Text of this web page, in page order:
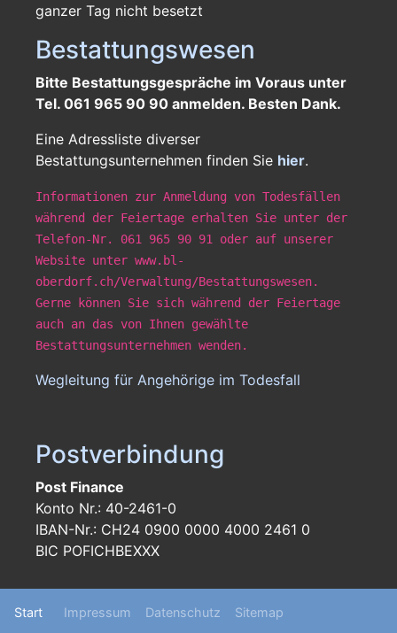
ganzer Tag nicht besetzt
Bestattungswesen
Bitte Bestattungsgespräche im Voraus unter
Tel. 061 965 90 90 anmelden. Besten Dank.
Eine Adressliste diverser
Bestattungsunternehmen finden Sie hier.
Informationen zur Anmeldung von Todesfällen
während der Feiertage erhalten Sie unter der
Telefon-Nr. 061 965 90 91 oder auf unserer
Website unter www.bl-
oberdorf.ch/Verwaltung/Bestattungswesen.
Gerne können Sie sich während der Feiertage
auch an das von Ihnen gewählte
Bestattungsunternehmen wenden.
Wegleitung für Angehörige im Todesfall
Postverbindung
Post Finance
Konto Nr.: 40-2461-0
IBAN-Nr.: CH24 0900 0000 4000 2461 0
BIC POFICHBEXXX
menu
Start Impressum Datenschutz Sitemap